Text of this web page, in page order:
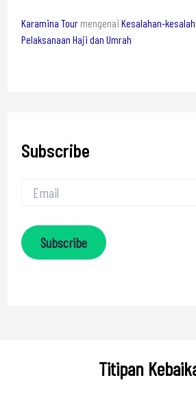
Karamina Tourmengenai Kesalahan-
Pelaksanaan Haji dan Umrah
Subscribe
Subscribe
Titipan